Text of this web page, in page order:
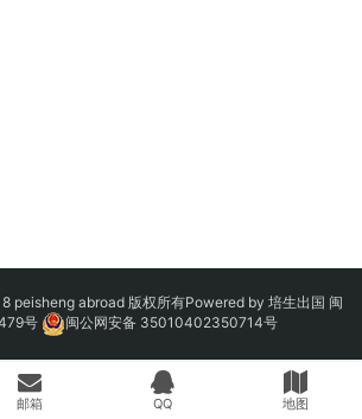
abroad 版权所有Powered by 培生出国 闽
号
闽公网安备 35010402350714号
邮箱 QQ 地图